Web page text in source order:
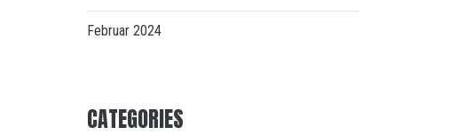
Februar 2024
CATEGORIES